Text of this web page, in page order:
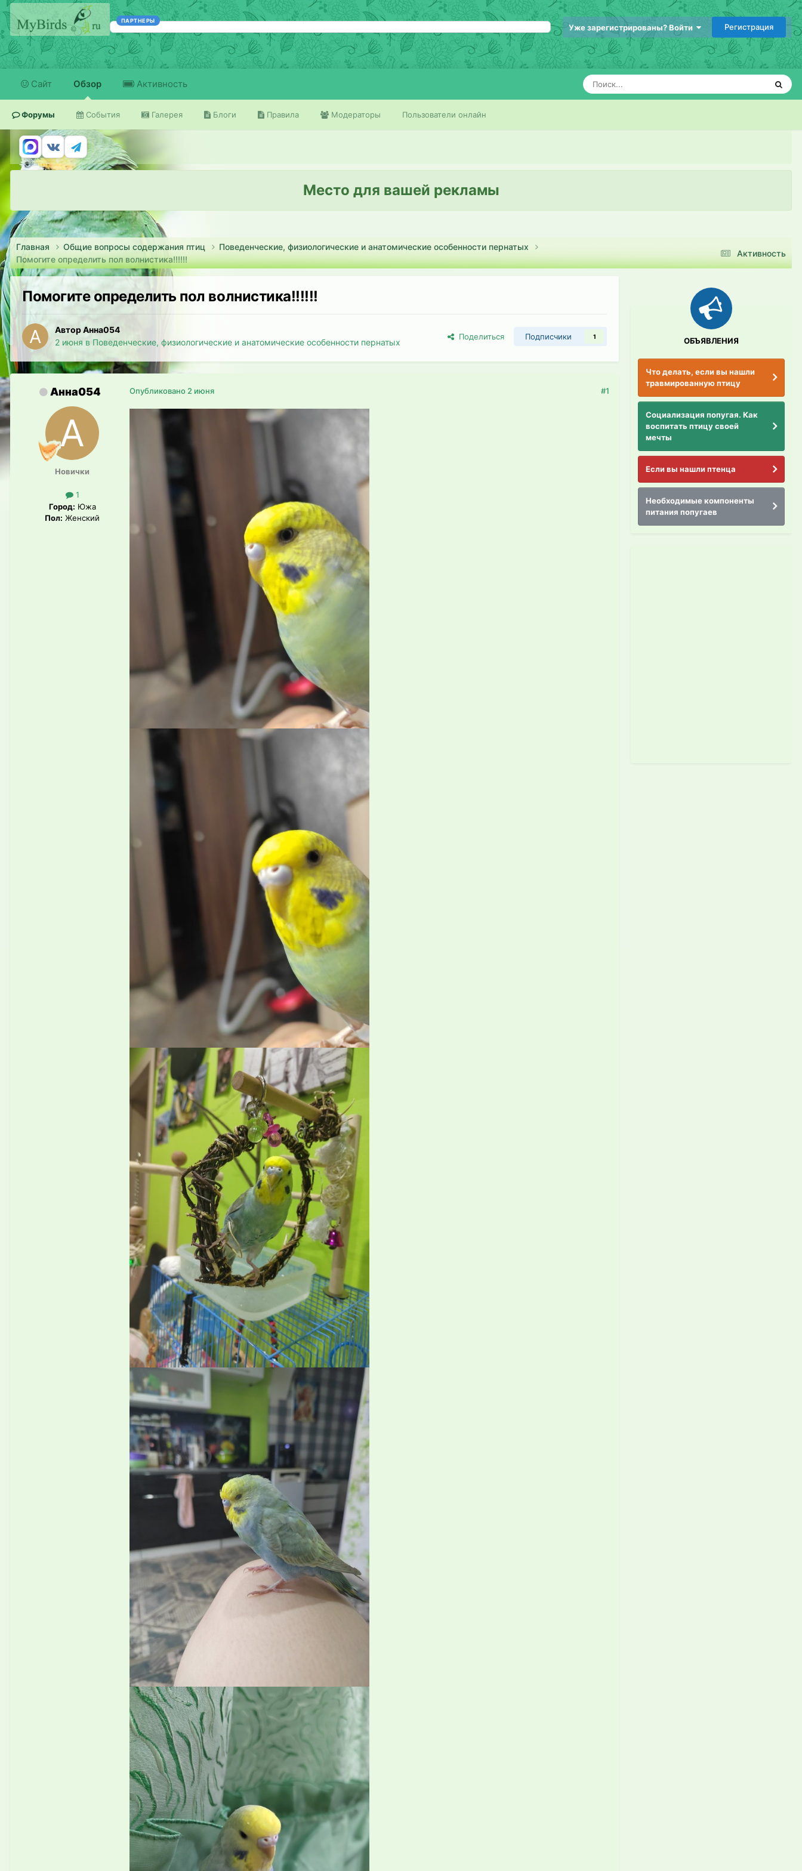
ПАРТНЕРЫ
Уже зарегистрированы? Войти Регистрация
Сайт Обзор
Форумы События Галерея Блоги Правила Модераторы Пользователи онлайн
Активность
Место для вашей рекламы
Активность
Главная Общие вопросы содержания птиц
Поведенческие, физиологические и анатомические особенности пернатых
Помогите определить пол волнистика!!!!!!
Помогите определить пол волнистика!!!!!!
Автор Анна054
2 июня в Поведенческие, физиологические и анатомические особенности пернатых
Поделиться Подписчики 1
Анна054
Новички
1
Город: Южа
Пол: Женский
#1
Опубликовано 2 июня
ОБЪЯВЛЕНИЯ
Что делать, если вы нашли
травмированную птицу
Социализация попугая. Как
воспитать птицу своей
мечты
Если вы нашли птенца
Необходимые компоненты
питания попугаев